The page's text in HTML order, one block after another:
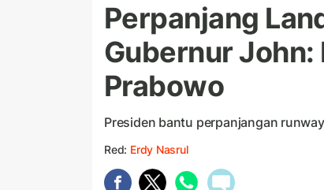
Perpanjang
Gubernur John:
Prabowo
Presiden bantu perpanjangan
Red: Erdy Nasrul